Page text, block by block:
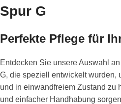
Spur G
Perfekte Pflege für
Entdecken Sie unsere Auswahl
G, die speziell entwickelt wurden,
und in einwandfreiem Zustand zu
und einfacher Handhabung